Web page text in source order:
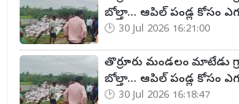
బోల్తా... ఆపిల్ పండ్ల కోసం
30 Jul 2026 16:21:00
తొర్రూరు మండలం మాటేడు
బోల్తా... ఆపిల్ పండ్ల కోసం
30 Jul 2026 16:18:47